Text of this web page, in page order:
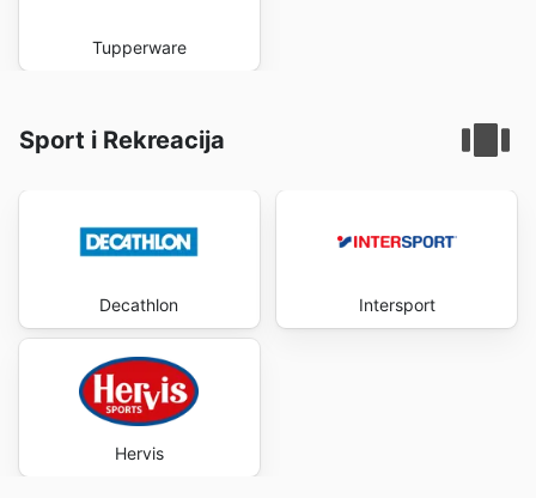
Tupperware
Sport i Rekreacija
Decathlon
Hervis
Intersport